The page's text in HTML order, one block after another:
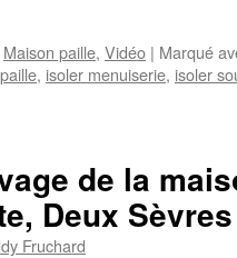
Maison paille, Vidéo | Marqué
, isoler menuiserie, isoler
de la
Deux
Fruchard